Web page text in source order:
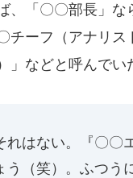
、「〇〇部長」
チーフ（アナリ
」などと呼んでい
れはない。『〇
う（笑）。ふつう